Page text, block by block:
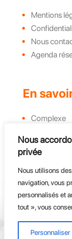
Nous
privée
Nous utilisons
navigation, vous
personnalisés et
tout », vous
Personnaliser
Mentions
Nous
Agenda
En
Complexe
Challenges
Groupe, CE
Course